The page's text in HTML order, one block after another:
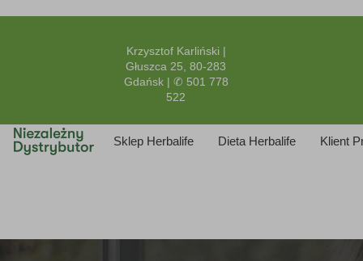
Krzysztof Karliński |
Głuszca 25, 80-283
Gdańsk | ✆ 501 778
522
Sklep Herbalife Dieta Herbalife Klient